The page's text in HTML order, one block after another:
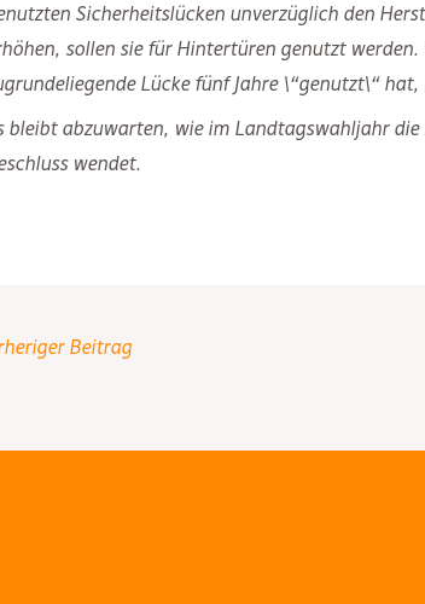
Sicherheitslücken unverzüglich den
sollen sie für Hintertüren genutzt
Lücke fünf Jahre \“genutzt\“
bleibt abzuwarten, wie im Landtagswahljahr
wendet.
Beitrag